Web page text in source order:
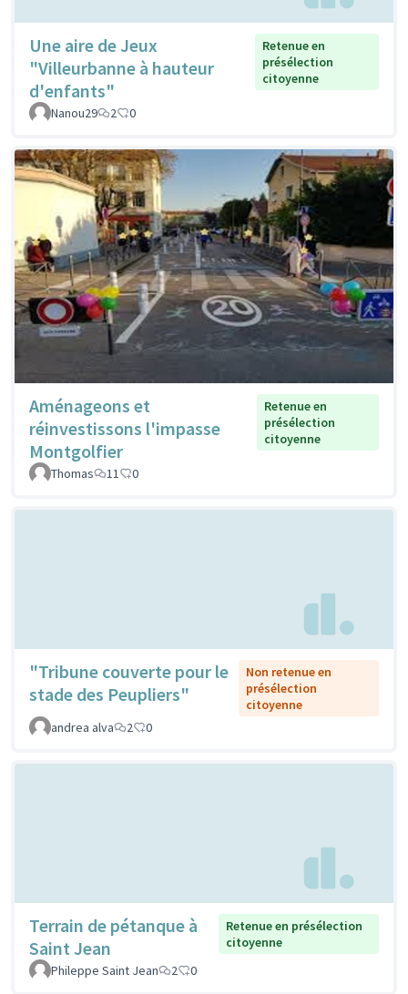
Une aire de Jeux
"Villeurbanne à hauteur
d'enfants"
Retenue en
présélection
citoyenne
Nanou29 2 0
Aménageons et
réinvestissons l'impasse
Montgolfier
Retenue en
présélection
citoyenne
Thomas 11 0
"Tribune couverte pour le
stade des Peupliers"
Non retenue en
présélection
citoyenne
andrea alva
2 0
Terrain de pétanque à
Saint Jean
Retenue en présélection
citoyenne
Phileppe Saint Jean
2 0